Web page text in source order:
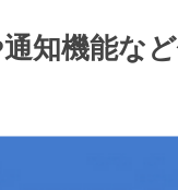
知機能な